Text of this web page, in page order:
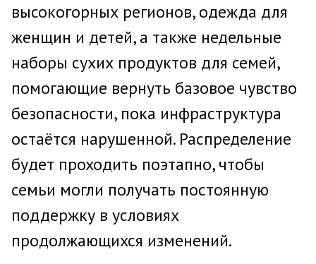
высокогорных регионов, одежда для
женщин и детей, а также недельные
наборы сухих продуктов для семей,
помогающие вернуть базовое чувство
безопасности, пока инфраструктура
остаётся нарушенной. Распределение
будет проходить поэтапно, чтобы
семьи могли получать постоянную
поддержку в условиях
продолжающихся изменений.